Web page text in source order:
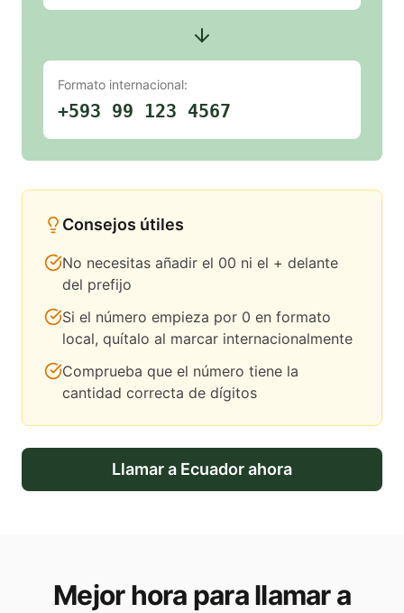
Formato internacional:
+593 99 123 4567
Consejos útiles
No necesitas añadir el 00 ni el + delante
del prefijo
Si el número empieza por 0 en formato
local, quítalo al marcar internacionalmente
Comprueba que el número tiene la
cantidad correcta de dígitos
Llamar a Ecuadorahora
Mejor hora para llamar a